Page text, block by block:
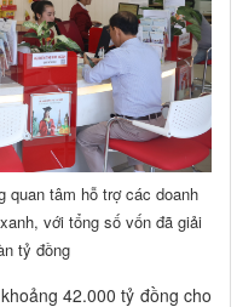
quan tâm hỗ trợ các doanh
với tổng số vốn đã giải
tỷ đồng
42.000 tỷ đồng cho